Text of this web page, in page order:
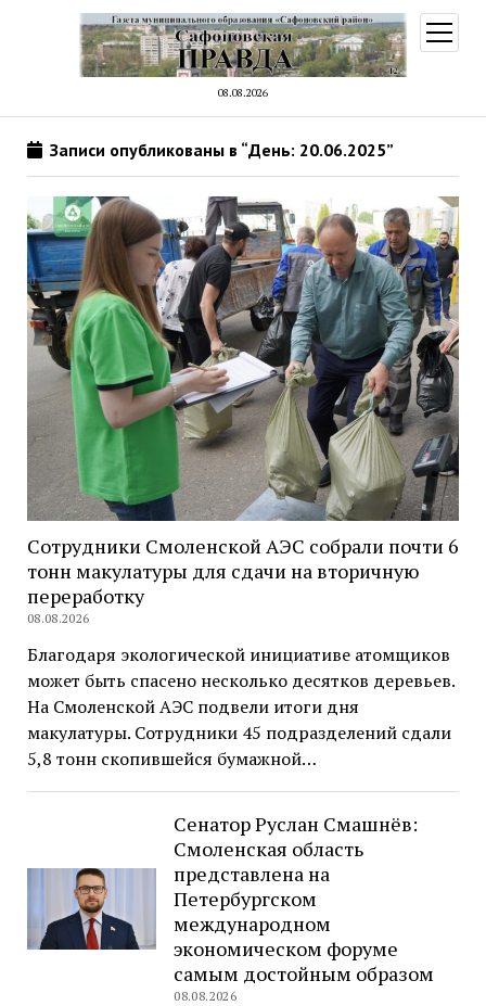
08.08.2026
меню
Записи опубликованы в “День: 20.06.2025”
Сотрудники Смоленской АЭС собрали почти 6
тонн макулатуры для сдачи на вторичную
переработку
08.08.2026
Благодаря экологической инициативе атомщиков
может быть спасено несколько десятков деревьев.
На Смоленской АЭС подвели итоги дня
макулатуры. Сотрудники 45 подразделений сдали
5,8 тонн скопившейся бумажной…
Сенатор Руслан Смашнёв:
Смоленская область
представлена на
Петербургском
международном
экономическом форуме
самым достойным образом
08.08.2026